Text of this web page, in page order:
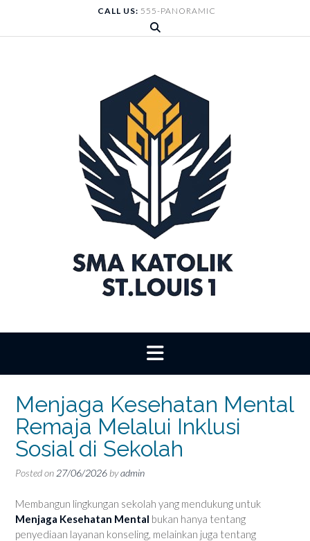
content
CALL US: 555-PANORAMIC
Menjaga Kesehatan Mental
Remaja Melalui Inklusi
Sosial di Sekolah
Posted on 27/06/2026 byadmin
Membangun lingkungan sekolah yang mendukung untuk
Menjaga Kesehatan Mental bukan hanya tentang
penyediaan layanan konseling, melainkan juga tentang